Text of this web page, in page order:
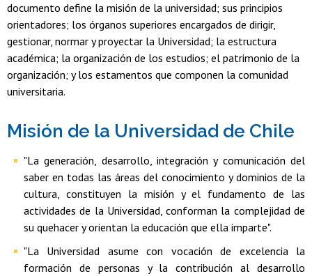
documento define la misión de la universidad; sus principios
orientadores; los órganos superiores encargados de dirigir,
gestionar, normar y proyectar la Universidad; la estructura
académica; la organización de los estudios; el patrimonio de la
organización; y los estamentos que componen la comunidad
universitaria.
Misión de la Universidad de Chile
"La generación, desarrollo, integración y comunicación del
saber en todas las áreas del conocimiento y dominios de la
cultura, constituyen la misión y el fundamento de las
actividades de la Universidad, conforman la complejidad de
su quehacer y orientan la educación que ella imparte".
"La Universidad asume con vocación de excelencia la
formación de personas y la contribución al desarrollo